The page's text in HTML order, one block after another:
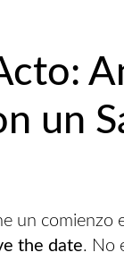
un
un comienzo
the date. No